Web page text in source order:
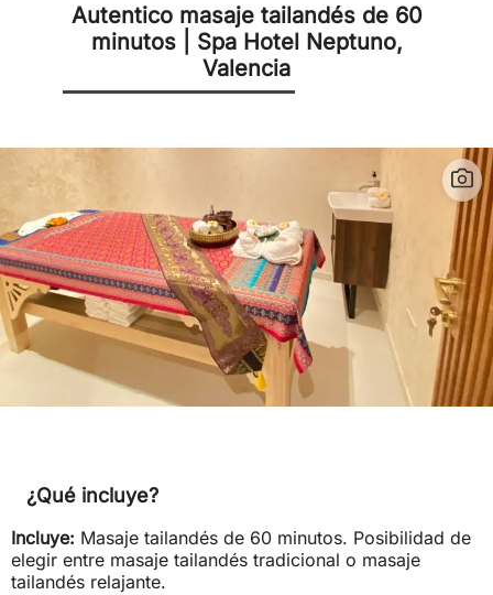
Autentico masaje tailandés de 60
minutos | Spa Hotel Neptuno,
Valencia
¿Qué incluye?
Incluye: Masaje tailandés de 60 minutos. Posibilidad de
elegir entre masaje tailandés tradicional o masaje
tailandés relajante.